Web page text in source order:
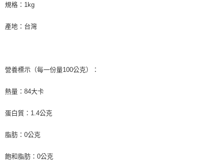
規格：1kg
產地：台灣
營養標示（每一份量100公克）：
熱量：84大卡
蛋白質：1.4公克
脂肪：0公克
飽和脂肪：0公克